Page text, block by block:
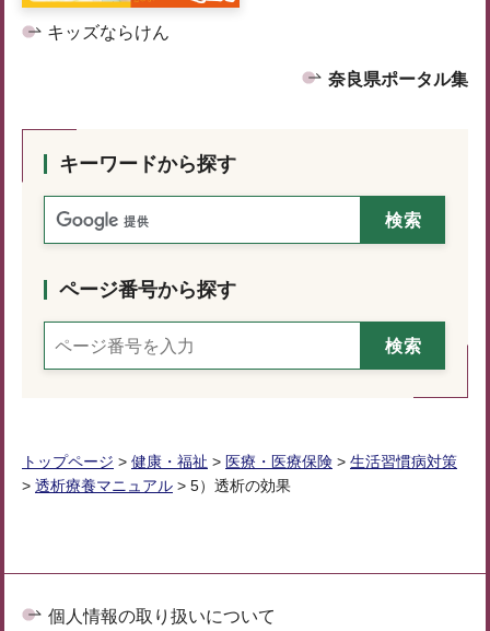
キッズならけん
奈良県ポータル集
キーワードから探す
ページ番号から探す
トップページ > 健康・福祉 > 医療・医療保険 > 生活習慣病対策
> 透析療養マニュアル > 5）透析の効果
個人情報の取り扱いについて